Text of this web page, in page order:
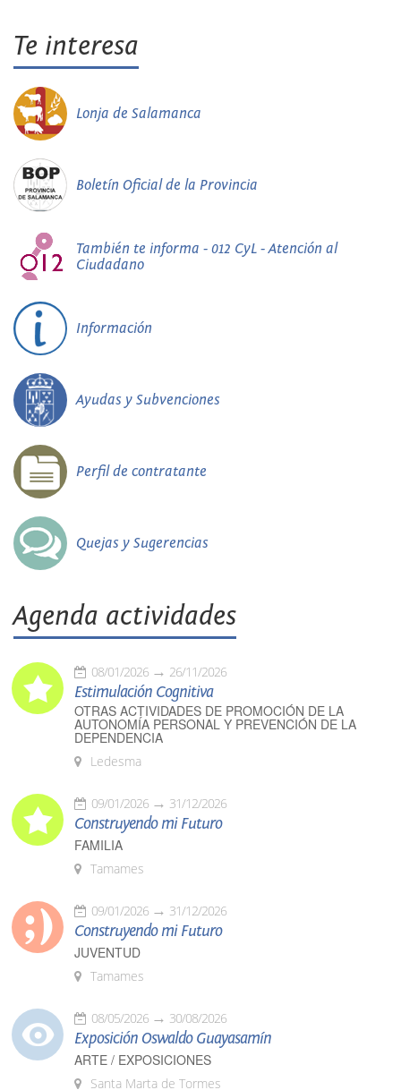
Te interesa
Lonja de Salamanca
Boletín Oficial de la Provincia
También te informa - 012 CyL - Atención al
Ciudadano
Información
Ayudas y Subvenciones
Perfil de contratante
Quejas y Sugerencias
Agenda actividades
08/01/2026 26/11/2026
Estimulación Cognitiva
OTRAS ACTIVIDADES DE PROMOCIÓN DE LA
AUTONOMÍA PERSONAL Y PREVENCIÓN DE LA
DEPENDENCIA
Ledesma
09/01/2026 31/12/2026
Construyendo mi Futuro
FAMILIA
Tamames
09/01/2026 31/12/2026
Construyendo mi Futuro
JUVENTUD
Tamames
08/05/2026 30/08/2026
Exposición Oswaldo Guayasamín
ARTE / EXPOSICIONES
Santa Marta de Tormes